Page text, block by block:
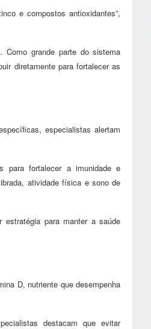
e compostos antioxidantes”,
grande parte do sistema
diretamente para fortalecer as
especialistas alertam
para fortalecer a imunidade e
atividade física e sono de
para manter a saúde
D, nutriente que desempenha
destacam que evitar